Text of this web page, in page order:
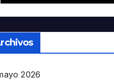
2026